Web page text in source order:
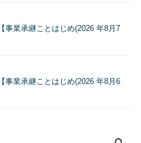
事業承継ことはじめ(2026 年8月7
事業承継ことはじめ(2026 年8月6